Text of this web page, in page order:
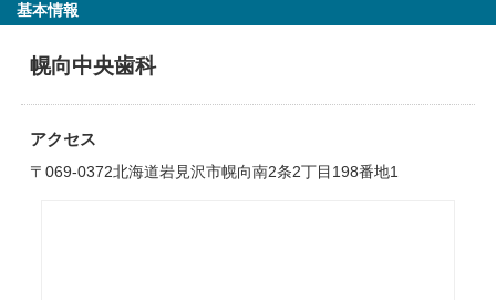
基本情報
幌向中央歯科
アクセス
〒069-0372北海道岩見沢市幌向南2条2丁目198番地1